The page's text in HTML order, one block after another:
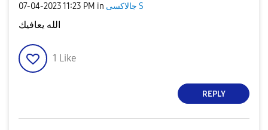
‎07-04-202311:23 PM in جالاكسى S
الله يعافيك
1 Like
REPLY